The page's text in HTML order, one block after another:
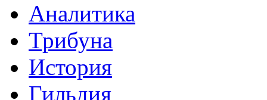
Аналитика
Трибуна
История
Гильдия